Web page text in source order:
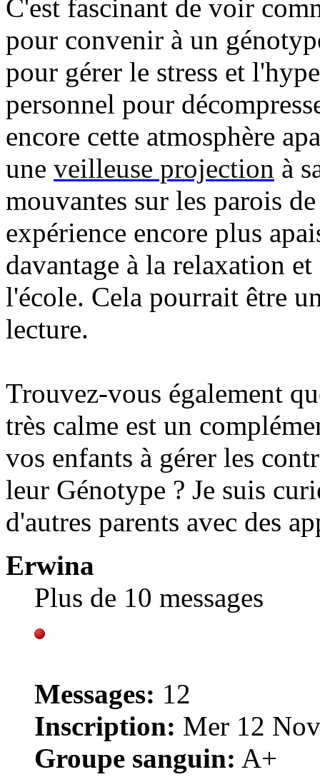
C'est fascinant de voir
pour convenir à un
pour gérer le stress et
personnel pour
encore cette atmosphère
une veilleuse projection à
mouvantes sur les parois
expérience encore plus
davantage à la relaxation
l'école. Cela pourrait être
lecture.
Trouvez-vous également
très calme est un
vos enfants à gérer les
leur Génotype ? Je suis
d'autres parents avec des
Erwina
Plus de 10 messages
Messages: 12
Inscription: Mer 12
Groupe sanguin: A+